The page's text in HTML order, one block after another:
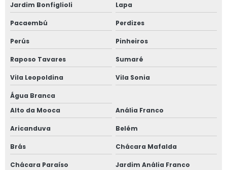
Jardim Bonfiglioli Lapa
Pacaembú Perdizes
Perús Pinheiros
Raposo Tavares Sumaré
Vila Leopoldina Vila Sonia
Água Branca
Alto da Mooca
Anália Franco
Aricanduva Belém
Brás Chácara Mafalda
Chácara Paraíso Jardim Anália Franco